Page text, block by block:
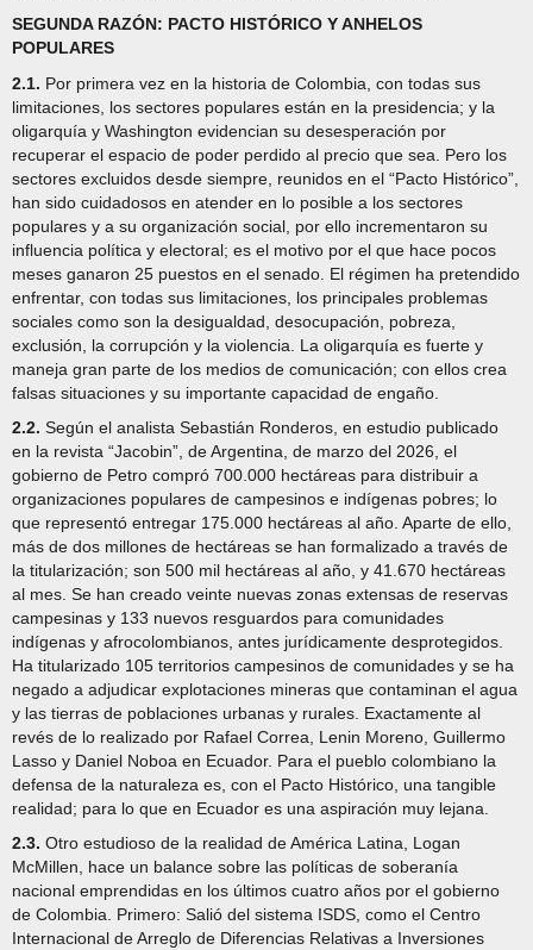
SEGUNDA RAZÓN: PACTO HISTÓRICO Y ANHELOS
POPULARES
2.1. Por primera vez en la historia de Colombia, con todas sus
limitaciones, los sectores populares están en la presidencia; y la
oligarquía y Washington evidencian su desesperación por
recuperar el espacio de poder perdido al precio que sea. Pero los
sectores excluidos desde siempre, reunidos en el “Pacto Histórico”,
han sido cuidadosos en atender en lo posible a los sectores
populares y a su organización social, por ello incrementaron su
influencia política y electoral; es el motivo por el que hace pocos
meses ganaron 25 puestos en el senado. El régimen ha pretendido
enfrentar, con todas sus limitaciones, los principales problemas
sociales como son la desigualdad, desocupación, pobreza,
exclusión, la corrupción y la violencia. La oligarquía es fuerte y
maneja gran parte de los medios de comunicación; con ellos crea
falsas situaciones y su importante capacidad de engaño.
2.2. Según el analista Sebastián Ronderos, en estudio publicado
en la revista “Jacobin”, de Argentina, de marzo del 2026, el
gobierno de Petro compró 700.000 hectáreas para distribuir a
organizaciones populares de campesinos e indígenas pobres; lo
que representó entregar 175.000 hectáreas al año. Aparte de ello,
más de dos millones de hectáreas se han formalizado a través de
la titularización; son 500 mil hectáreas al año, y 41.670 hectáreas
al mes. Se han creado veinte nuevas zonas extensas de reservas
campesinas y 133 nuevos resguardos para comunidades
indígenas y afrocolombianos, antes jurídicamente desprotegidos.
Ha titularizado 105 territorios campesinos de comunidades y se ha
negado a adjudicar explotaciones mineras que contaminan el agua
y las tierras de poblaciones urbanas y rurales. Exactamente al
revés de lo realizado por Rafael Correa, Lenin Moreno, Guillermo
Lasso y Daniel Noboa en Ecuador. Para el pueblo colombiano la
defensa de la naturaleza es, con el Pacto Histórico, una tangible
realidad; para lo que en Ecuador es una aspiración muy lejana.
2.3. Otro estudioso de la realidad de América Latina, Logan
McMillen, hace un balance sobre las políticas de soberanía
nacional emprendidas en los últimos cuatro años por el gobierno
de Colombia. Primero: Salió del sistema ISDS, como el Centro
Internacional de Arreglo de Diferencias Relativas a Inversiones